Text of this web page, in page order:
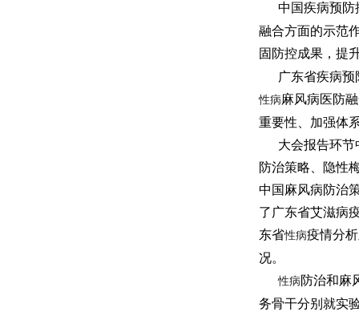
中国疾病预防
融合方面的示范
固防控成果，提
广东省疾病
性病麻风病医防
重要性、加强体
大会报告环
防治策略、隐性
中国麻风病防治
了广东省艾滋病
东省性病疫情分
况。
性病 防治和麻
务骨干分别就实